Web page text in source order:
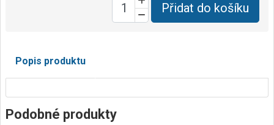
Přidat do košíku
Popis produktu
Podobné produkty